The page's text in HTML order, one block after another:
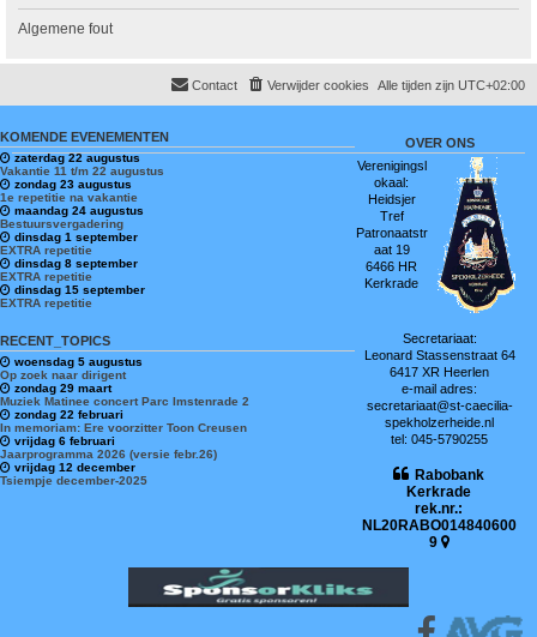
Algemene fout
Alle tijden zijn UTC+02:00
Verwijder cookies
Contact
KOMENDE EVENEMENTEN
zaterdag 22 augustus
Vakantie 11 t/m 22 augustus
zondag 23 augustus
1e repetitie na vakantie
maandag 24 augustus
Bestuursvergadering
dinsdag 1 september
EXTRA repetitie
dinsdag 8 september
EXTRA repetitie
dinsdag 15 september
EXTRA repetitie
RECENT_TOPICS
woensdag 5 augustus
Op zoek naar dirigent
zondag 29 maart
Muziek Matinee concert Parc Imstenrade 2
zondag 22 februari
In memoriam: Ere voorzitter Toon Creusen
vrijdag 6 februari
Jaarprogramma 2026 (versie febr.26)
vrijdag 12 december
Tsiempje december-2025
OVER ONS
Verenigingsl
okaal:
Heidsjer
Tref
Patronaatstr
aat 19
6466 HR
Kerkrade
Secretariaat:
Leonard Stassenstraat 64
6417 XR Heerlen
e-mail adres:
secretariaat@st-caecilia-
spekholzerheide.nl
tel: 045-5790255
Rabobank
Kerkrade
rek.nr.:
NL20RABO014840600
9